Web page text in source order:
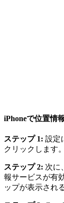
iPhoneで位置情
ステップ 1: 設定
クリックします。
ステップ 2: 次に
報サービスが有
ップが表示され